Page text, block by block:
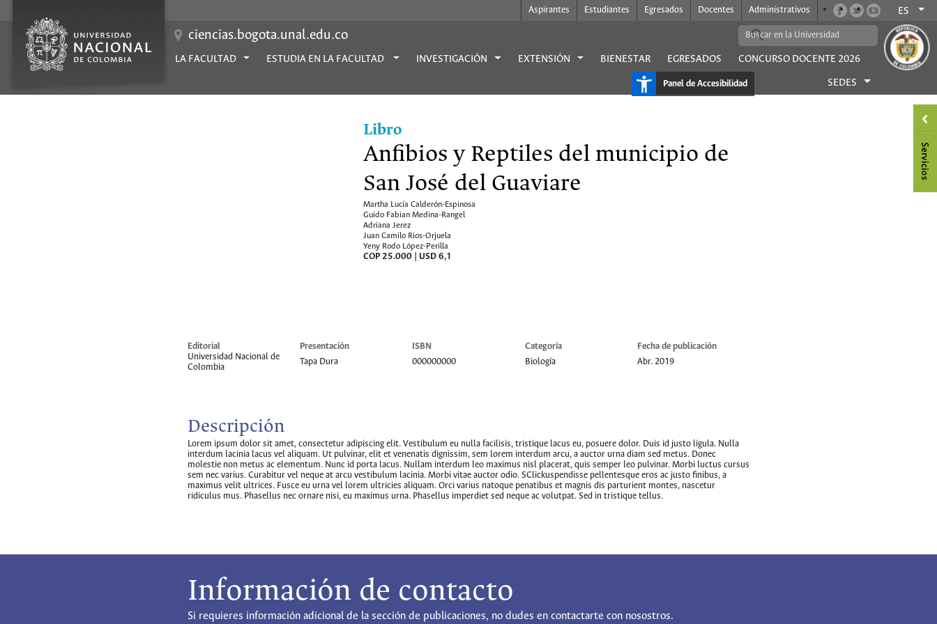
contenido
Aspirantes Estudiantes Egresados Docentes Administrativos ES
ciencias.bogota.unal.edu.co
LA FACULTAD ESTUDIA EN LA FACULTAD INVESTIGACIÓN EXTENSIÓN BIENESTAR EGRESADOS CONCURSO DOCENTE 2026
SEDES
Panel de Accesibilidad
Libro
Anfibios y Reptiles del municipio de
San José del Guaviare
Martha Lucía Calderón-Espinosa
Guido Fabian Medina-Rangel
Adriana Jerez
Juan Camilo Rios-Orjuela
Yeny Rodo López-Perilla
COP 25.000 | USD 6,1
Editorial Presentación ISBN Categoría
Fecha de publicación
Universidad Nacional de
Colombia
Tapa Dura 000000000 Biología Abr. 2019
Descripción
Lorem ipsum dolor sit amet, consectetur adipiscing elit. Vestibulum eu nulla facilisis, tristique lacus eu, posuere dolor. Duis id justo ligula. Nulla
interdum lacinia lacus vel aliquam. Ut pulvinar, elit et venenatis dignissim, sem lorem interdum arcu, a auctor urna diam sed metus. Donec
molestie non metus ac elementum. Nunc id porta lacus. Nullam interdum leo maximus nisl placerat, quis semper leo pulvinar. Morbi luctus cursus
sem nec varius. Curabitur vel neque at arcu vestibulum lacinia. Morbi vitae auctor odio. SClickuspendisse pellentesque eros ac justo finibus, a
maximus velit ultrices. Fusce eu urna vel lorem ultricies aliquam. Orci varius natoque penatibus et magnis dis parturient montes, nascetur
ridiculus mus. Phasellus nec ornare nisi, eu maximus urna. Phasellus imperdiet sed neque ac volutpat. Sed in tristique tellus.
Información de contacto
Si requieres información adicional de la sección de publicaciones, no dudes en contactarte con nosostros.